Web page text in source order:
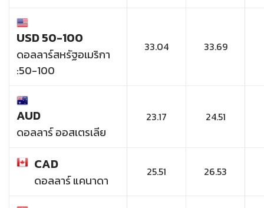
USD 50-100
ดอลลาร์สหรัฐอเมริกา
:50-100
33.04 33.69
AUD
ดอลลาร์ ออสเตรเลีย
23.17 24.51
CAD
ดอลลาร์ แคนาดา
25.51 26.53